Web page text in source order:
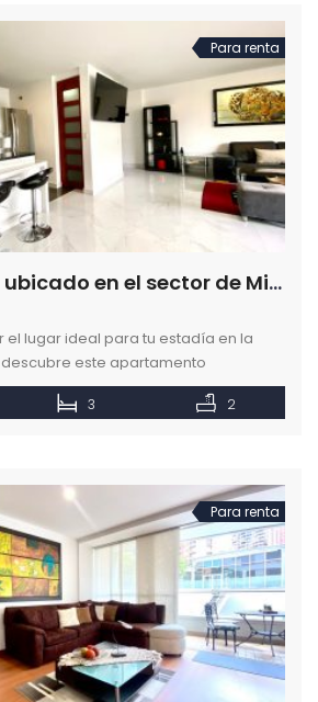
Para renta
Apartamento ubicado en el sector de Milla de Oro en el Poblado Medellín
el lugar ideal para tu estadía en la
este apartamento
de Milla de Oro en el Poblado.
3 2
Para renta